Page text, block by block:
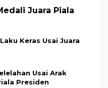
Juara Piala
Keras Usai Juara
Usai Arak
Presiden